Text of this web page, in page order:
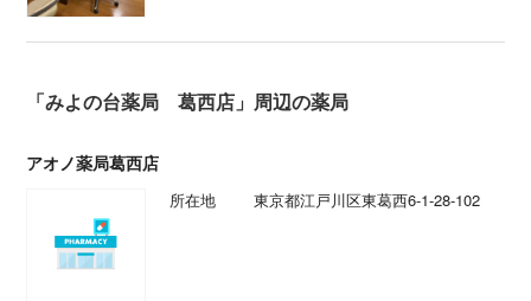
「みよの台薬局 葛西店」周辺の薬局
アオノ薬局葛西店
所在地 東京都江戸川区東葛西6-1-28-102